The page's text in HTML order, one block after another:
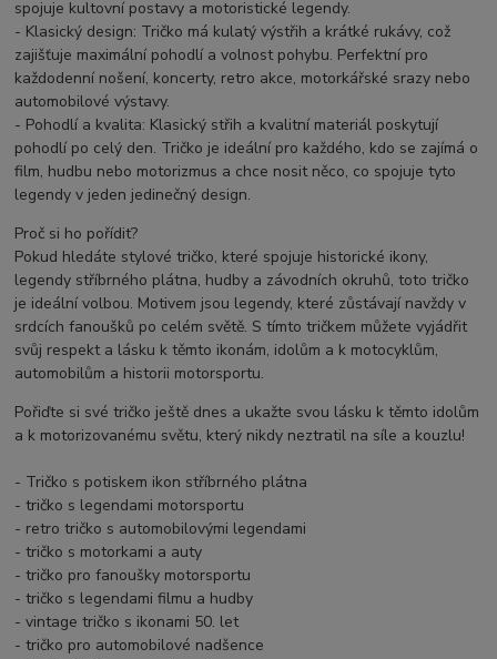
spojuje kultovní postavy a motoristické legendy.
- Klasický design: Tričko má kulatý výstřih a krátké rukávy, což
zajišťuje maximální pohodlí a volnost pohybu. Perfektní pro
každodenní nošení, koncerty, retro akce, motorkářské srazy nebo
automobilové výstavy.
- Pohodlí a kvalita: Klasický střih a kvalitní materiál poskytují
pohodlí po celý den. Tričko je ideální pro každého, kdo se zajímá o
film, hudbu nebo motorizmus a chce nosit něco, co spojuje tyto
legendy v jeden jedinečný design.
Proč si ho pořídit?
Pokud hledáte stylové tričko, které spojuje historické ikony,
legendy stříbrného plátna, hudby a závodních okruhů, toto tričko
je ideální volbou. Motivem jsou legendy, které zůstávají navždy v
srdcích fanoušků po celém světě. S tímto tričkem můžete vyjádřit
svůj respekt a lásku k těmto ikonám, idolům a k motocyklům,
automobilům a historii motorsportu.
Pořiďte si své tričko ještě dnes a ukažte svou lásku k těmto idolům
a k motorizovanému světu, který nikdy neztratil na síle a kouzlu!
- Tričko s potiskem ikon stříbrného plátna
- tričko s legendami motorsportu
- retro tričko s automobilovými legendami
- tričko s motorkami a auty
- tričko pro fanoušky motorsportu
- tričko s legendami filmu a hudby
- vintage tričko s ikonami 50. let
- tričko pro automobilové nadšence